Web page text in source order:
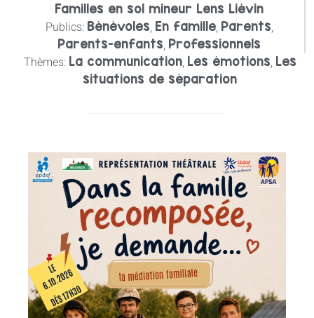
Familles en sol mineur Lens Liévin
Publics: Bénévoles En famille, Parents
Parents-enfants Professionnels
Thèmes: La communication, Les émotions Les
situations de séparation